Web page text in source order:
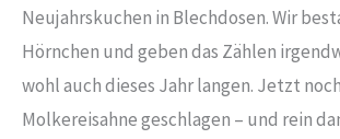
Neujahrskuchen in Blechdosen. Wir
Hörnchen und geben das Zählen
wohl auch dieses Jahr langen. Jetzt
Molkereisahne geschlagen – und rein